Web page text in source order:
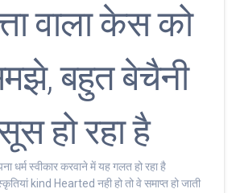
वाला केस को
बहुत बेचैनी
हो रहा है
धर्म स्वीकार करवाने में यह गलत हो रहा है
kind Hearted नही हो तो वे समाप्त हो जाती